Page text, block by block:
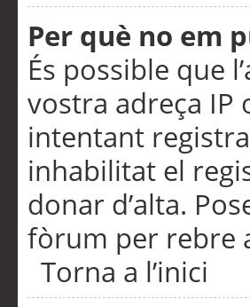
Per què no em
És possible que
vostra adreça IP
intentant
inhabilitat el
donar d’alta.
fòrum per rebre
Torna a l’inici